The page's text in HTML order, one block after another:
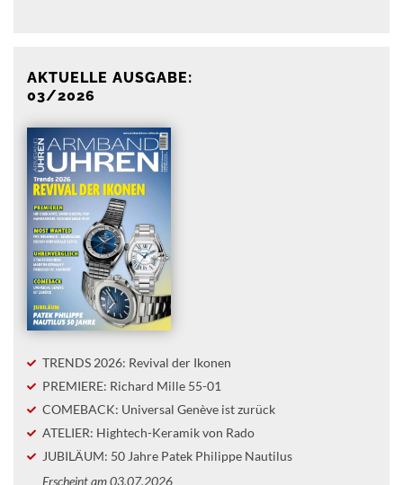
AKTUELLE AUSGABE:
03/2026
TRENDS 2026: Revival der Ikonen
PREMIERE: Richard Mille 55-01
COMEBACK: Universal Genève ist zurück
ATELIER: Hightech-Keramik von Rado
JUBILÄUM: 50 Jahre Patek Philippe Nautilus
Erscheint am 03.07.2026